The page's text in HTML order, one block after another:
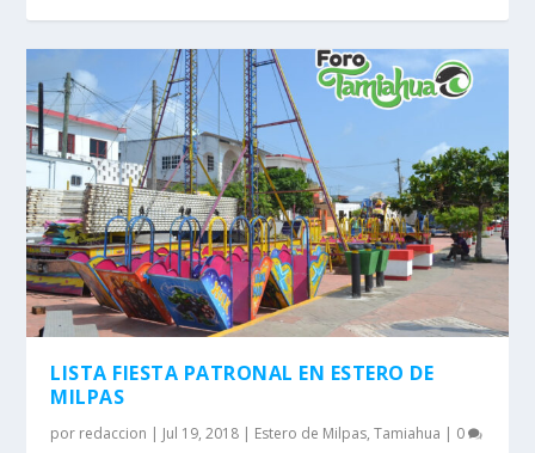
LISTA FIESTA PATRONAL EN ESTERO DE
MILPAS
por redaccion Jul 19, 2018 Estero de Milpas,Tamiahua 0